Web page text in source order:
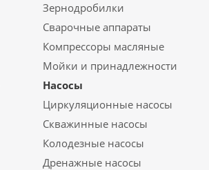
Зернодробилки
Сварочные аппараты
Компрессоры масляные
Мойки и принадлежности
Насосы
Циркуляционные насосы
Скважинные насосы
Колодезные насосы
Дренажные насосы